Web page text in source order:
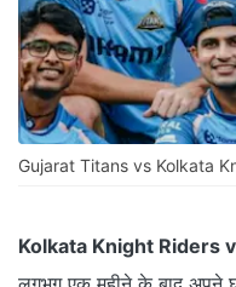
Gujarat Titans vs Kolkata
Kolkata Knight Riders